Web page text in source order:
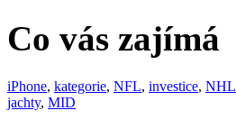
Co vás zajímá
iPhone, kategorie, NFL, investice, NHL
jachty, MID